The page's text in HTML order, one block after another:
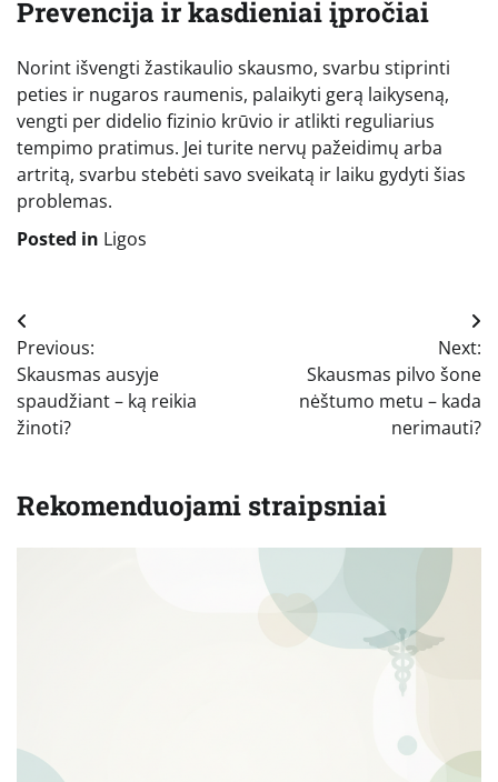
Prevencija ir kasdieniai įpročiai
Norint išvengti žastikaulio skausmo, svarbu stiprinti
peties ir nugaros raumenis, palaikyti gerą laikyseną,
vengti per didelio fizinio krūvio ir atlikti reguliarius
tempimo pratimus. Jei turite nervų pažeidimų arba
artritą, svarbu stebėti savo sveikatą ir laiku gydyti šias
problemas.
Posted in Ligos
Navigacija
tarp
įrašų
Previous:
Skausmas ausyje
spaudžiant – ką reikia
žinoti?
Next:
Skausmas pilvo šone
nėštumo metu – kada
nerimauti?
Rekomenduojami straipsniai